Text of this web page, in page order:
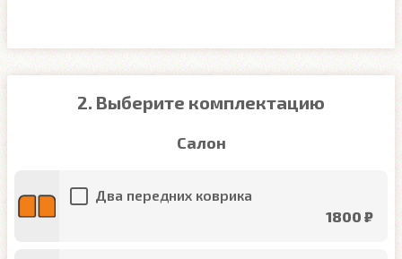
2. Выберите комплектацию
Салон
Два передних коврика
1800 ₽